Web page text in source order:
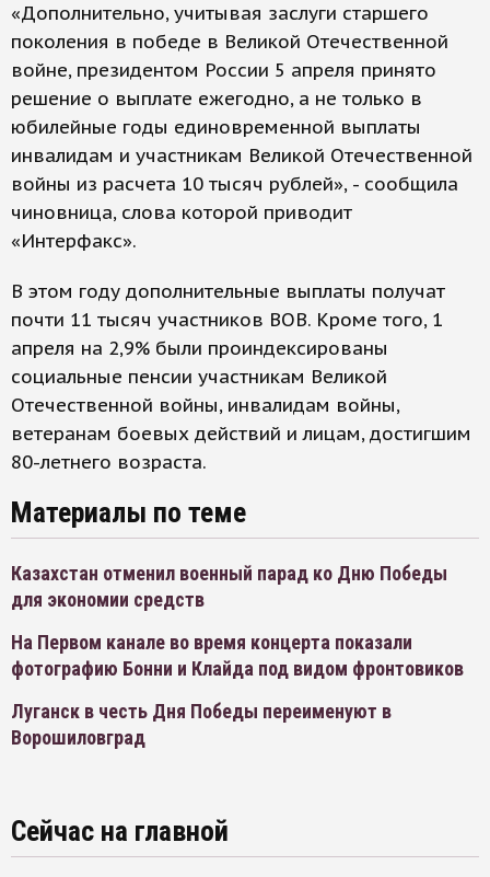
«Дополнительно, учитывая заслуги старшего
поколения в победе в Великой Отечественной
войне, президентом России 5 апреля принято
решение о выплате ежегодно, а не только в
юбилейные годы единовременной выплаты
инвалидам и участникам Великой Отечественной
войны из расчета 10 тысяч рублей», - сообщила
чиновница, слова которой приводит
«Интерфакс».
В этом году дополнительные выплаты получат
почти 11 тысяч участников ВОВ. Кроме того, 1
апреля на 2,9% были проиндексированы
социальные пенсии участникам Великой
Отечественной войны, инвалидам войны,
ветеранам боевых действий и лицам, достигшим
80-летнего возраста.
Материалы по теме
Казахстан отменил военный парад ко Дню Победы
для экономии средств
На Первом канале во время концерта показали
фотографию Бонни и Клайда под видом фронтовиков
Луганск в честь Дня Победы переименуют в
Ворошиловград
Сейчас на главной